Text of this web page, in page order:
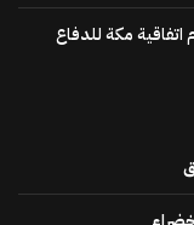
مكة للدفاع